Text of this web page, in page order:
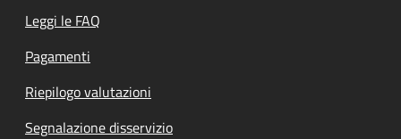
Leggi le FAQ
Pagamenti
Riepilogo valutazioni
Segnalazione disservizio